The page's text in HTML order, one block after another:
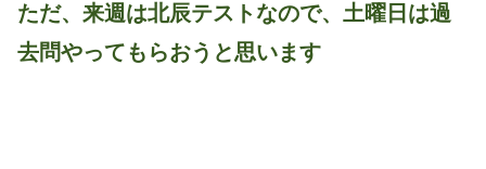
ただ、来週は北辰テストなので、土曜日は過
去問やってもらおうと思います